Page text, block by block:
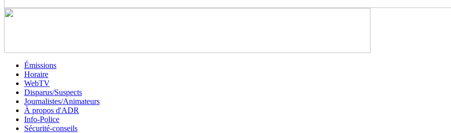
Émissions
Horaire
WebTV
Disparus/Suspects
Journalistes/Animateurs
À propos d'ADR
Info-Police
Sécurité-conseils